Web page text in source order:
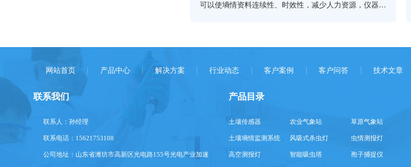
可以使墒情资料连续性、时效性，减少人力资源，仪器安
网站首页 产品中心 解决方案 行业动态 客户案例 客户问答 技术文章
联系我们
联系人：孙经理
联系电话：15621753108
公司地址：山东省潍坊市高新区光电路155号光电产业加速
产品目录
土壤传感器 农业气象站 草原气象站
土壤墒情监测系统 风吸式杀虫灯 虫情测报灯
高空测报灯 智能吸虫塔 孢子捕捉仪